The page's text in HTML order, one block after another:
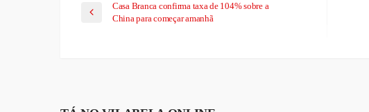
Casa Branca confirma taxa de 104% sobre a
China para começar amanhã